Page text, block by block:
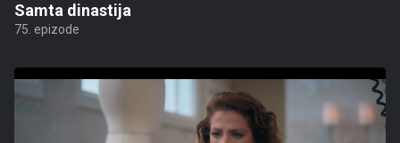
Samta dinastija
75. epizode